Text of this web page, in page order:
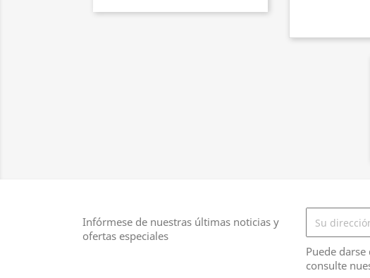
Infórmese de nuestras últimas noticias y
ofertas especiales
Puede
consulte